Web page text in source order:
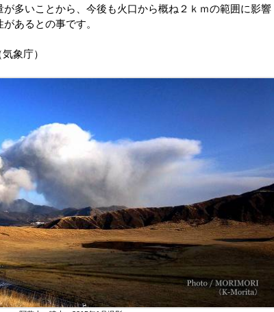
多いことから、今後も火口から概ね２ｋｍの範囲に影響
あるとの事です。
気象庁）